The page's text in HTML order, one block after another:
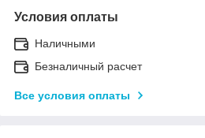
Условия оплаты
Наличными
Безналичный расчет
Все условия оплаты